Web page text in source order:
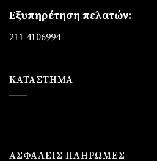
Εξυπηρέτηση πελατών:
211 4106994
ΚΑΤΆΣΤΗΜΑ
ΑΣΦΑΛΕΙΣ ΠΛΗΡΩΜΕΣ